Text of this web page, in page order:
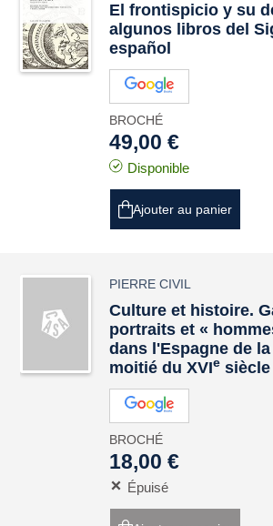
El frontispicio y su
algunos libros del
español
BROCHÉ
49,00 €
Disponible
Ajouter au panier
PIERRE CIVIL
Culture et histoire.
portraits et «
dans l'Espagne de
moitié du XVIe siècle
BROCHÉ
18,00 €
Épuisé